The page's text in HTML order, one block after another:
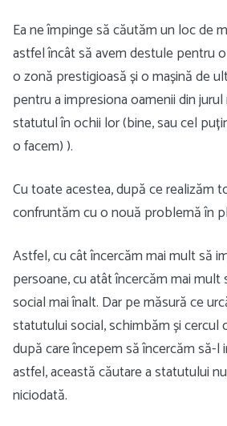
Ea ne împinge să căutăm un loc de
astfel încât să avem destule pentru
o zonă prestigioasă și o mașină de
pentru a impresiona oamenii din
statutul în ochii lor (bine, sau cel
o facem) ).
Cu toate acestea, după ce realizăm
confruntăm cu o nouă problemă în
Astfel, cu cât încercăm mai mult să
persoane, cu atât încercăm mai
social mai înalt. Dar pe măsură ce
statutului social, schimbăm și cercul
după care începem să încercăm să-l
astfel, această căutare a statutului
niciodată.